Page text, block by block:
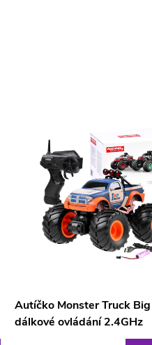
Autíčko Monster Truck
dálkové ovládání 2.4GHz